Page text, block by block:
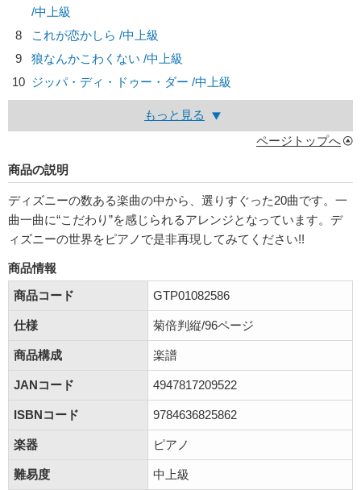
/中上級
8
これが恋かしら /中上級
9
狼なんかこわくない /中上級
10 ジッパ・ディ・ドゥー・ダー /中上級
もっと見る
ページトップへ
商品の説明
ディズニーの数ある楽曲の中から、選りすぐった20曲です。一
曲一曲に“こだわり”を感じられるアレンジとなっています。デ
ィズニーの世界をピアノで是非再現してみてください!!
商品情報
商品コード
GTP01082586
仕様 菊倍判縦/96ページ
商品構成 楽譜
JANコード 4947817209522
ISBNコード 9784636825862
楽器 ピアノ
難易度 中上級